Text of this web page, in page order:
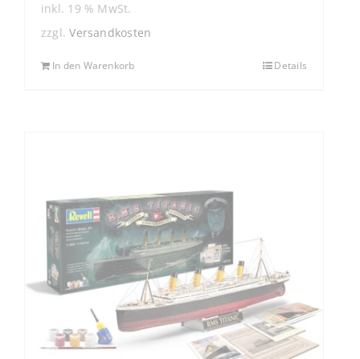
inkl. 19 % MwSt.
zzgl.Versandkosten
In den Warenkorb Details